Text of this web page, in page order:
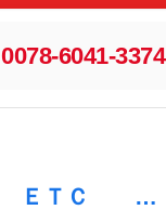
0078-6041-3374
タント ワンダフルセレクション 社外ナビ テレビ ＥＴＣ ドライブレコーダー 左側オートスライドドア ＬＥＤヘッドライト